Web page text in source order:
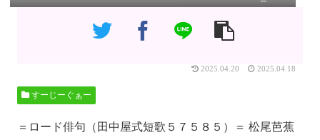
2025.04.20 2025.04.18
すーじーぐぁー
＝ロード俳句（田中屋式短歌５７５８５）＝ 松尾芭蕉